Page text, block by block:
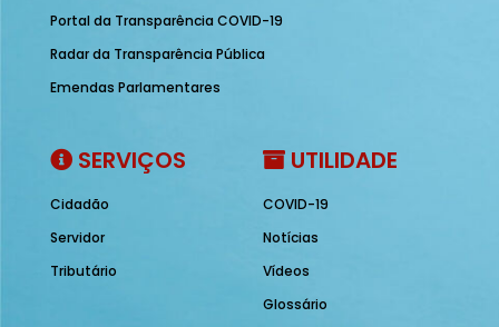
Portal da Transparência COVID-19
Radar da Transparência Pública
Emendas Parlamentares
SERVIÇOS
Cidadão
Servidor
Tributário
UTILIDADE
COVID-19
Notícias
Vídeos
Glossário